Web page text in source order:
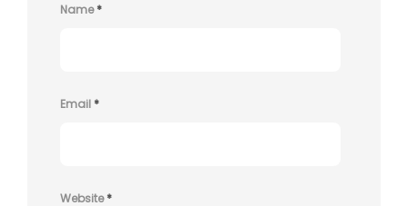
Name*
Email*
Website*